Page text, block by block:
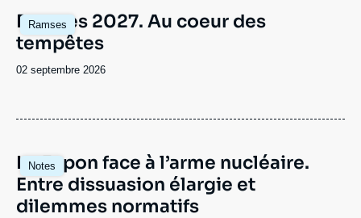
Ramses
Image
principale
Ramses 2027. Au coeur des
tempêtes
Date
02 septembre 2026
Notes
Image
principale
Le Japon face à l’arme nucléaire.
Entre dissuasion élargie et
dilemmes normatifs